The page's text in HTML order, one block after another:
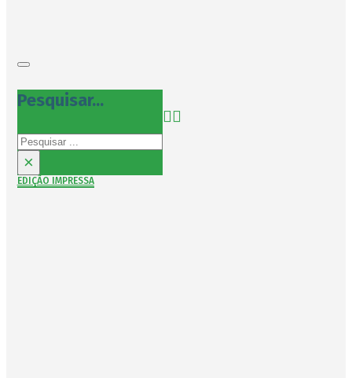
Pesquisar...
Pesquisar
×
EDIÇÃO IMPRESSA